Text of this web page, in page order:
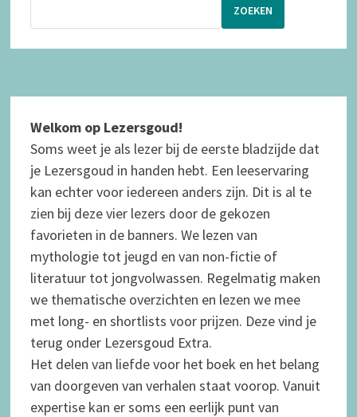
ZOEKEN
Welkom op Lezersgoud!
Soms weet je als lezer bij de eerste bladzijde dat
je Lezersgoud in handen hebt. Een leeservaring
kan echter voor iedereen anders zijn. Dit is al te
zien bij deze vier lezers door de gekozen
favorieten in de banners. We lezen van
mythologie tot jeugd en van non-fictie of
literatuur tot jongvolwassen. Regelmatig maken
we thematische overzichten en lezen we mee
met long- en shortlists voor prijzen. Deze vind je
terug onder Lezersgoud Extra.
Het delen van liefde voor het boek en het belang
van doorgeven van verhalen staat voorop. Vanuit
expertise kan er soms een eerlijk punt van